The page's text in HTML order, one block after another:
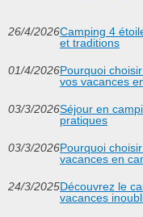
26/4/2026Camping 4
et traditions
01/4/2026Pourquoi
vos vacances
03/3/2026Séjour en
pratiques
03/3/2026Pourquoi
vacances en
24/3/2025Découvrez le
vacances